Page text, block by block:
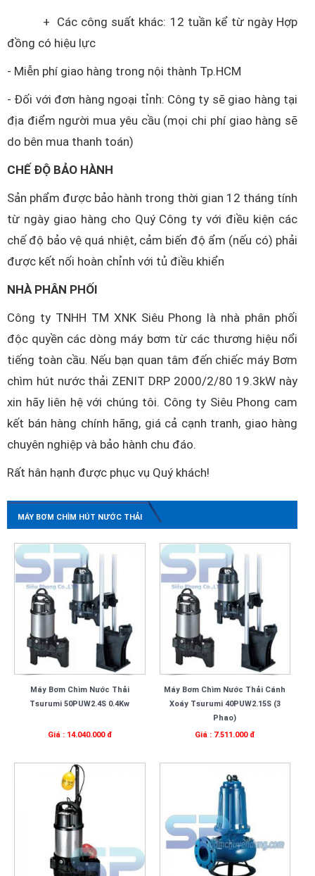
+ Các công suất khác: 12 tuần kể từ ngày Hợp
đồng có hiệu lực
- Miễn phí giao hàng trong nội thành Tp.HCM
- Đối với đơn hàng ngoại tỉnh: Công ty sẽ giao hàng tại
địa điểm người mua yêu cầu (mọi chi phí giao hàng sẽ
do bên mua thanh toán)
CHẾ ĐỘ BẢO HÀNH
Sản phẩm được bảo hành trong thời gian 12 tháng tính
từ ngày giao hàng cho Quý Công ty với điều kiện các
chế độ bảo vệ quá nhiệt, cảm biến độ ẩm (nếu có) phải
được kết nối hoàn chỉnh với tủ điều khiển
NHÀ PHÂN PHỐI
Công ty TNHH TM XNK Siêu Phong là nhà phân phối
độc quyền các dòng máy bơm từ các thương hiệu nổi
tiếng toàn cầu. Nếu bạn quan tâm đến chiếc máy Bơm
chìm hút nước thải ZENIT DRP 2000/2/80 19.3kW này
xin hãy liên hệ với chúng tôi. Công ty Siêu Phong cam
kết bán hàng chính hãng, giá cả cạnh tranh, giao hàng
chuyên nghiệp và bảo hành chu đáo.
Rất hân hạnh được phục vụ Quý khách!
MÁY BƠM CHÌM HÚT NƯỚC THẢI
Máy Bơm Chìm Nước Thải
Tsurumi 50PUW2.4S 0.4Kw
Giá : 14.040.000 đ
Máy Bơm Chìm Nước Thải Cánh
Xoáy Tsurumi 40PUW2.15S (3
Phao)
Giá : 7.511.000 đ